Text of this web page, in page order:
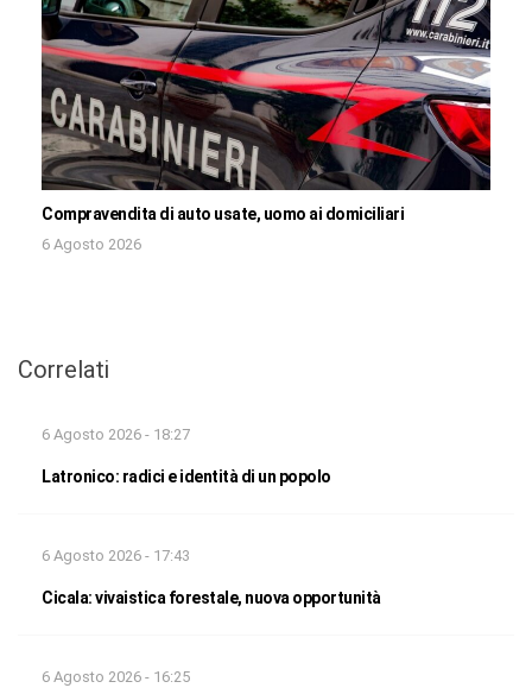
Compravendita di auto usate, uomo ai domiciliari
6 Agosto 2026
Correlati
6 Agosto 2026 - 18:27
Latronico: radici e identità di un popolo
6 Agosto 2026 - 17:43
Cicala: vivaistica forestale, nuova opportunità
6 Agosto 2026 - 16:25